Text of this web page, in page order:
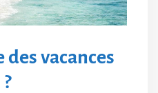
vacances